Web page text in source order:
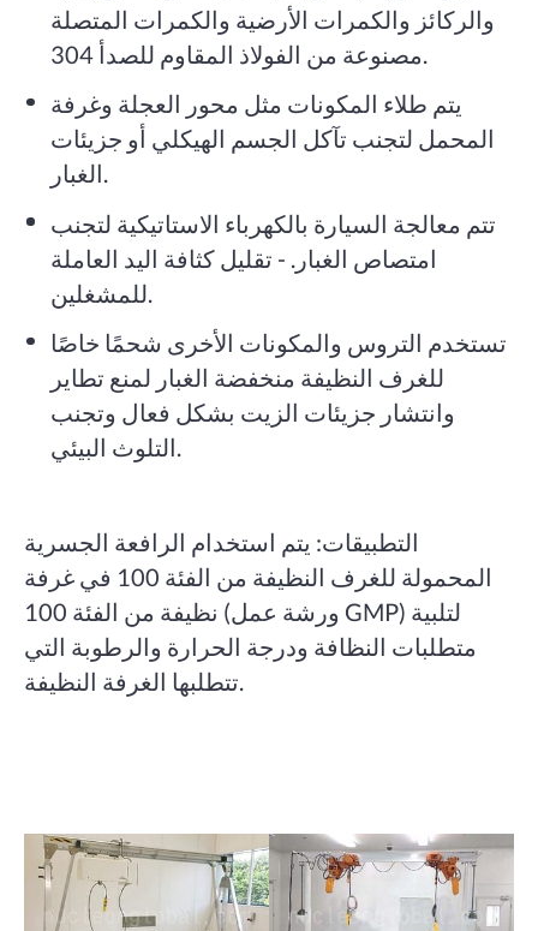
والركائز والكمرات الأرضية والكمرات المتصلة
مصنوعة من الفولاذ المقاوم للصدأ 304.
يتم طلاء المكونات مثل محور العجلة وغرفة
المحمل لتجنب تآكل الجسم الهيكلي أو جزيئات
الغبار.
تتم معالجة السيارة بالكهرباء الاستاتيكية لتجنب
امتصاص الغبار. - تقليل كثافة اليد العاملة
للمشغلين.
تستخدم التروس والمكونات الأخرى شحمًا خاصًا
للغرف النظيفة منخفضة الغبار لمنع تطاير
وانتشار جزيئات الزيت بشكل فعال وتجنب
التلوث البيئي.
التطبيقات: يتم استخدام الرافعة الجسرية
المحمولة للغرف النظيفة من الفئة 100 في غرفة
نظيفة من الفئة 100 (ورشة عمل GMP) لتلبية
متطلبات النظافة ودرجة الحرارة والرطوبة التي
تتطلبها الغرفة النظيفة.